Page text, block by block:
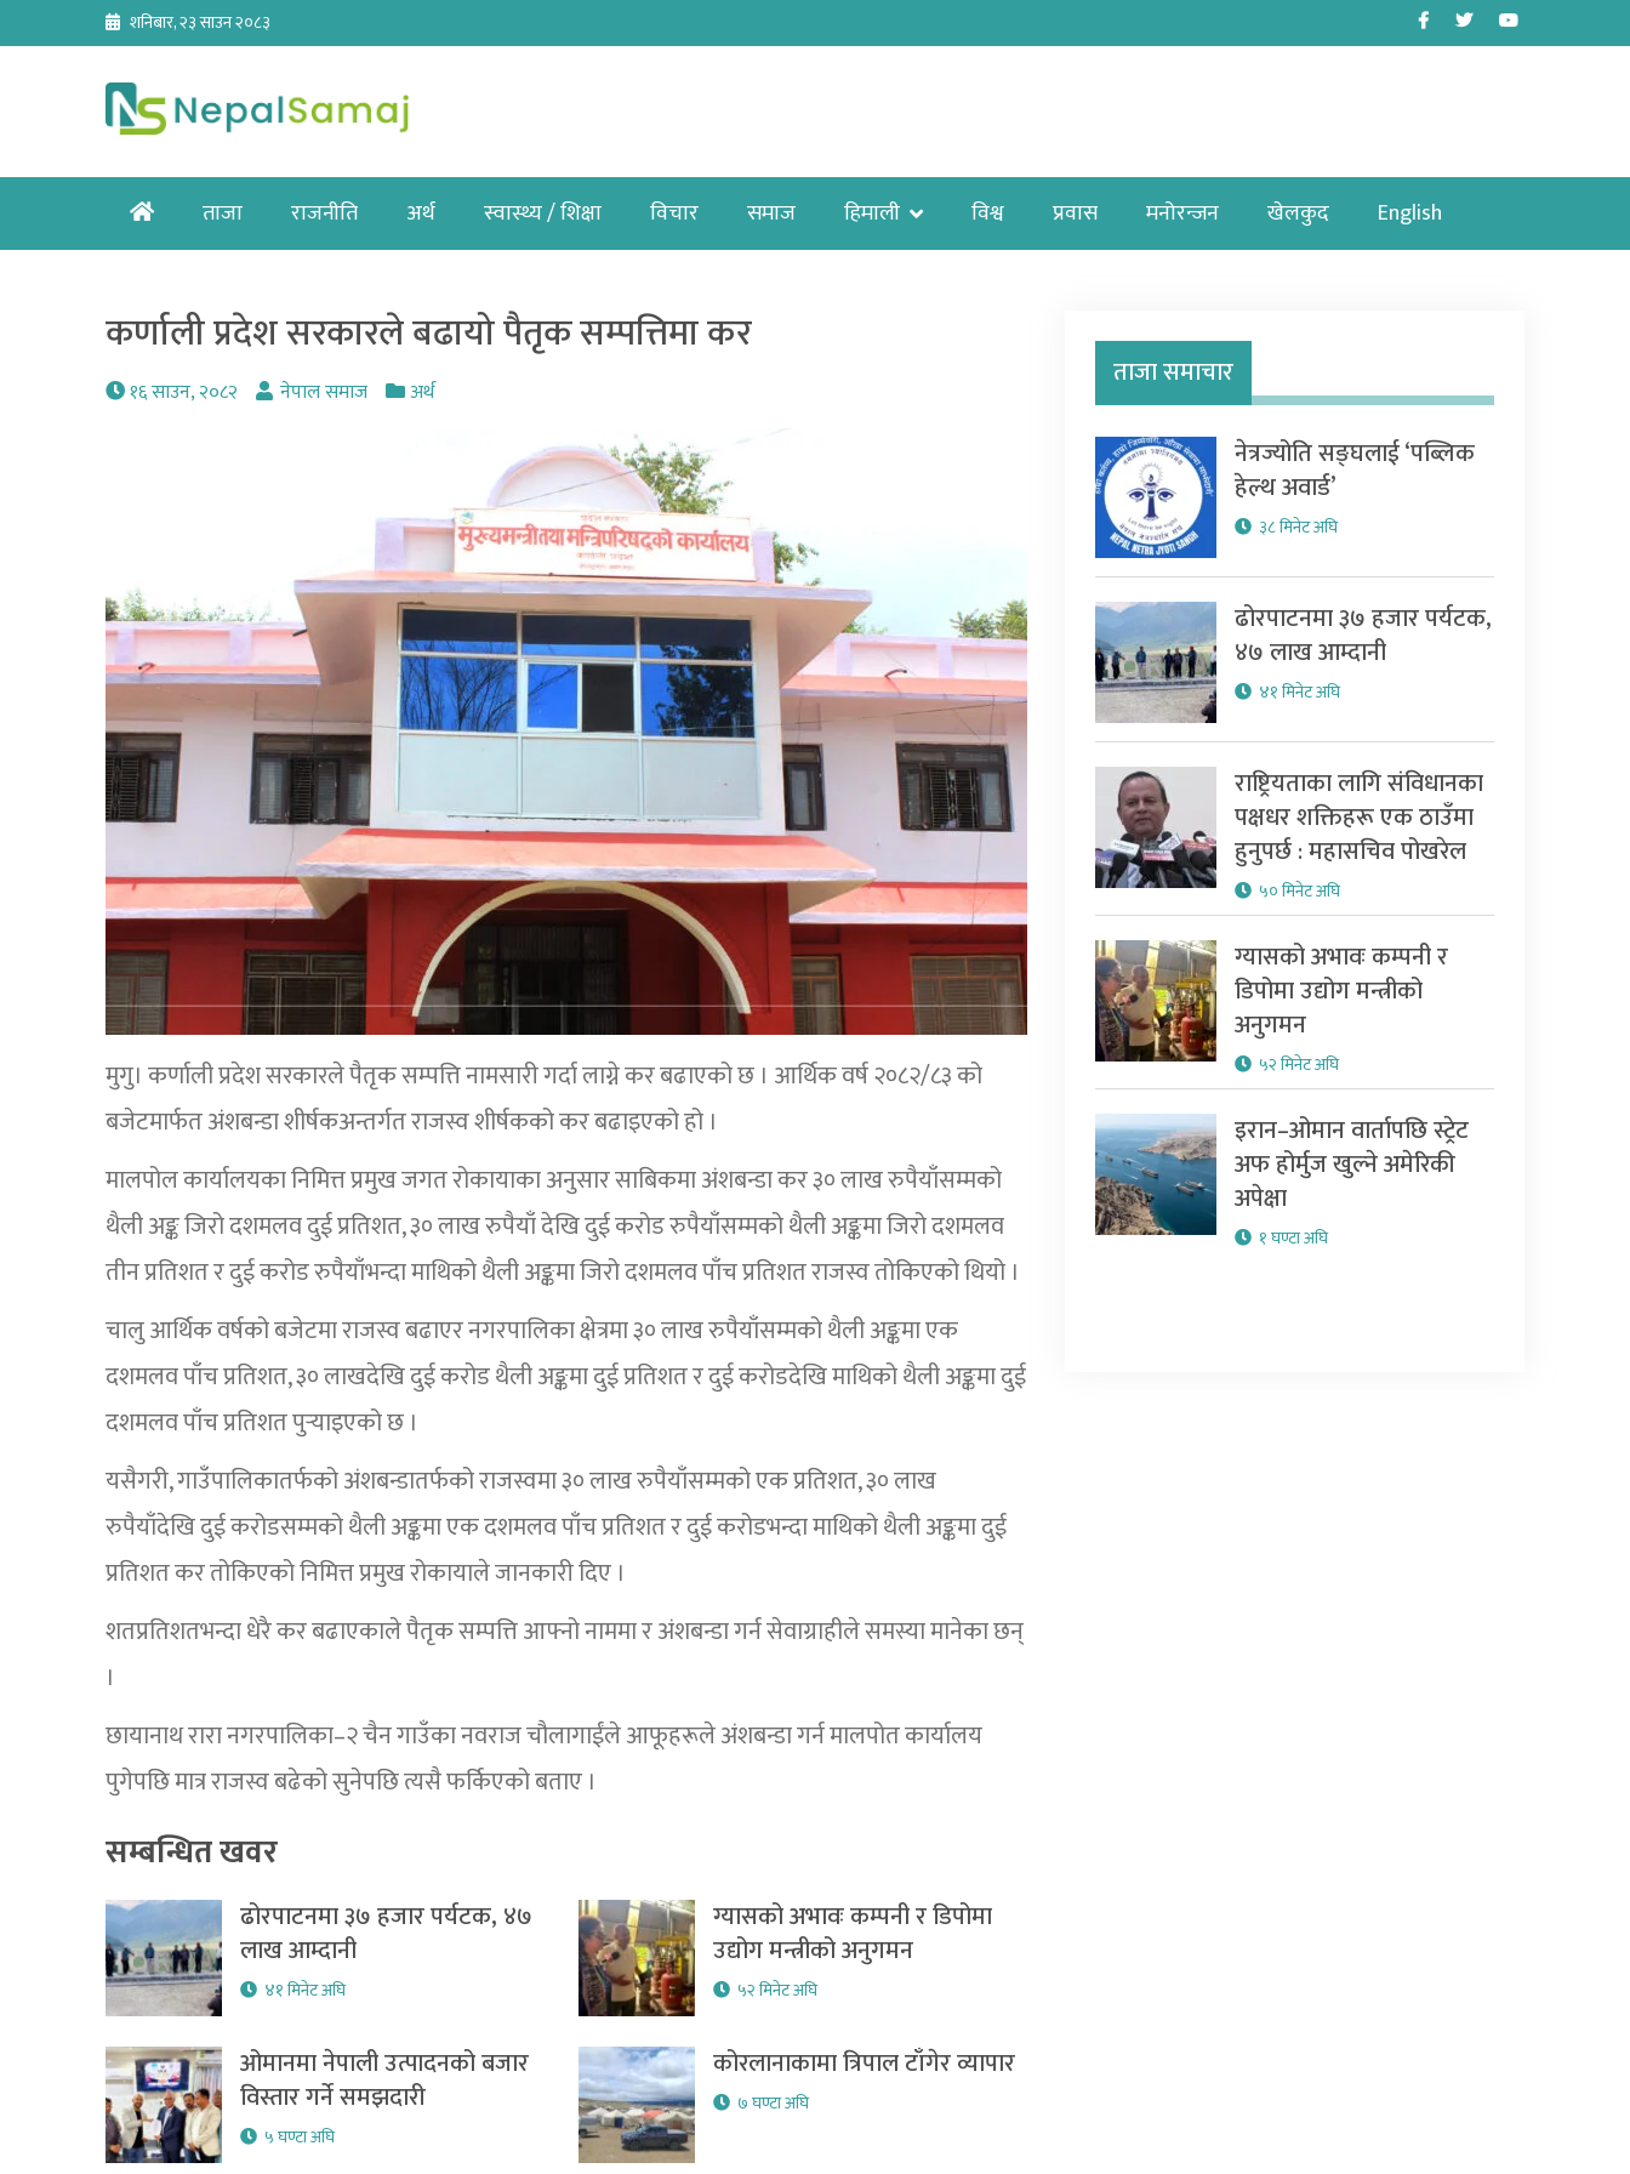
content
शनिबार, २३ साउन २०८३ Facebook
TwitterYoutube
Homeताजा राजनीति अर्थ स्वास्थ्य / शिक्षा विचार समाज हिमाली विश्व प्रवास मनोरन्जन खेलकुद English
कर्णाली प्रदेश सरकारले बढायो पैतृक सम्पत्तिमा कर
१६ साउन, २०८२ नेपाल समाज अर्थ
मुगु। कर्णाली प्रदेश सरकारले पैतृक सम्पत्ति नामसारी गर्दा लाग्ने कर बढाएको छ । आर्थिक वर्ष २०८२/८३ को
बजेटमार्फत अंशबन्डा शीर्षकअन्तर्गत राजस्व शीर्षकको कर बढाइएको हो ।
मालपोल कार्यालयका निमित्त प्रमुख जगत रोकायाका अनुसार साबिकमा अंशबन्डा कर ३० लाख रुपैयाँसम्मको
थैली अङ्क जिरो दशमलव दुई प्रतिशत, ३० लाख रुपैयाँ देखि दुई करोड रुपैयाँसम्मको थैली अङ्कमा जिरो दशमलव
तीन प्रतिशत र दुई करोड रुपैयाँभन्दा माथिको थैली अङ्कमा जिरो दशमलव पाँच प्रतिशत राजस्व तोकिएको थियो ।
चालु आर्थिक वर्षको बजेटमा राजस्व बढाएर नगरपालिका क्षेत्रमा ३० लाख रुपैयाँसम्मको थैली अङ्कमा एक
दशमलव पाँच प्रतिशत, ३० लाखदेखि दुई करोड थैली अङ्कमा दुई प्रतिशत र दुई करोडदेखि माथिको थैली अङ्कमा दुई
दशमलव पाँच प्रतिशत पुर्‍याइएको छ ।
यसैगरी, गाउँपालिकातर्फको अंशबन्डातर्फको राजस्वमा ३० लाख रुपैयाँसम्मको एक प्रतिशत, ३० लाख
रुपैयाँदेखि दुई करोडसम्मको थैली अङ्कमा एक दशमलव पाँच प्रतिशत र दुई करोडभन्दा माथिको थैली अङ्कमा दुई
प्रतिशत कर तोकिएको निमित्त प्रमुख रोकायाले जानकारी दिए ।
शतप्रतिशतभन्दा धेरै कर बढाएकाले पैतृक सम्पत्ति आफ्नो नाममा र अंशबन्डा गर्न सेवाग्राहीले समस्या मानेका छन्
।
छायानाथ रारा नगरपालिका–२ चैन गाउँका नवराज चौलागाईंले आफूहरूले अंशबन्डा गर्न मालपोत कार्यालय
पुगेपछि मात्र राजस्व बढेको सुनेपछि त्यसै फर्किएको बताए ।
सम्बन्धित खवर
ढोरपाटनमा ३७ हजार पर्यटक, ४७
लाख आम्दानी
४१ मिनेट अघि
ग्यासको अभावः कम्पनी र डिपोमा
उद्योग मन्त्रीको अनुगमन
५२ मिनेट अघि
ओमानमा नेपाली उत्पादनको बजार
विस्तार गर्ने समझदारी
५ घण्टा अघि
कोरलानाकामा त्रिपाल टाँगेर व्यापार
७ घण्टा अघि
ताजा समाचार
नेत्रज्योति सङ्घलाई ‘पब्लिक
हेल्थ अवार्ड’
३८ मिनेट अघि
ढोरपाटनमा ३७ हजार पर्यटक,
४७ लाख आम्दानी
४१ मिनेट अघि
राष्ट्रियताका लागि संविधानका
पक्षधर शक्तिहरू एक ठाउँमा
हुनुपर्छ : महासचिव पोखरेल
५० मिनेट अघि
ग्यासको अभावः कम्पनी र
डिपोमा उद्योग मन्त्रीको
अनुगमन
५२ मिनेट अघि
इरान–ओमान वार्तापछि स्ट्रेट
अफ होर्मुज खुल्ने अमेरिकी
अपेक्षा
१ घण्टा अघि